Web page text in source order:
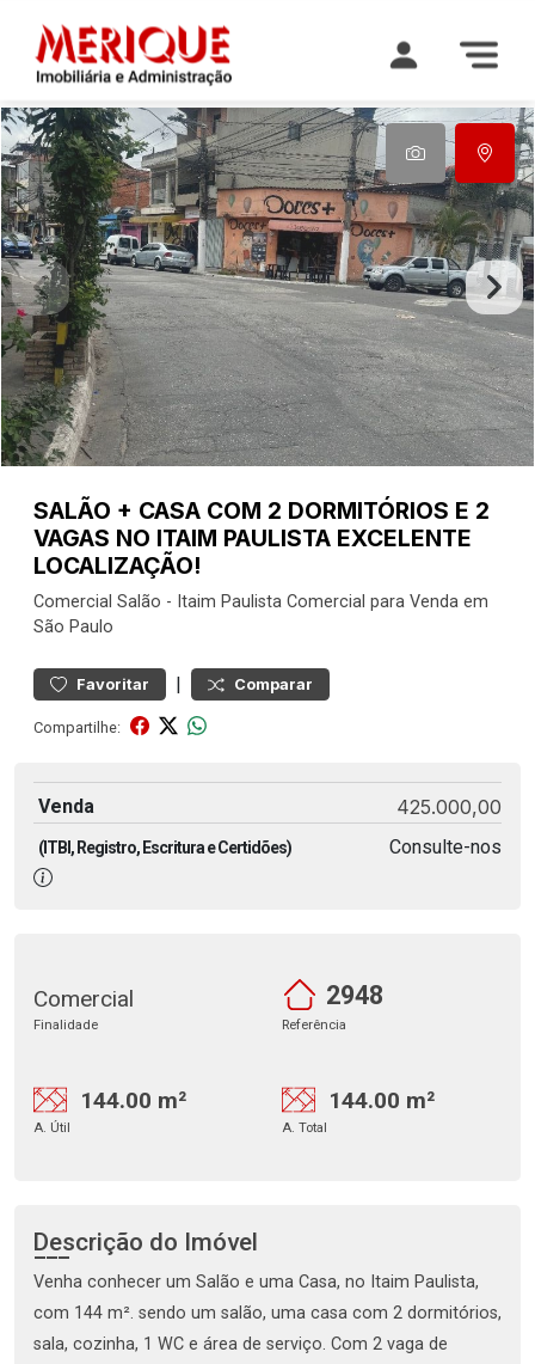
SALÃO + CASA COM 2 DORMITÓRIOS E 2
VAGAS NO ITAIM PAULISTA EXCELENTE
LOCALIZAÇÃO!
Comercial Salão - Itaim Paulista Comercial para Venda em
São Paulo
Favoritar | Comparar
Compartilhe:
Venda 425.000,00
(ITBI, Registro, Escritura e Certidões) Consulte-nos
Comercial
Finalidade
2948
Referência
144.00 m²
A. Útil
144.00 m²
A. Total
Descrição do Imóvel
Venha conhecer um Salão e uma Casa, no Itaim Paulista,
com 144 m². sendo um salão, uma casa com 2 dormitórios,
sala, cozinha, 1 WC e área de serviço. Com 2 vaga de